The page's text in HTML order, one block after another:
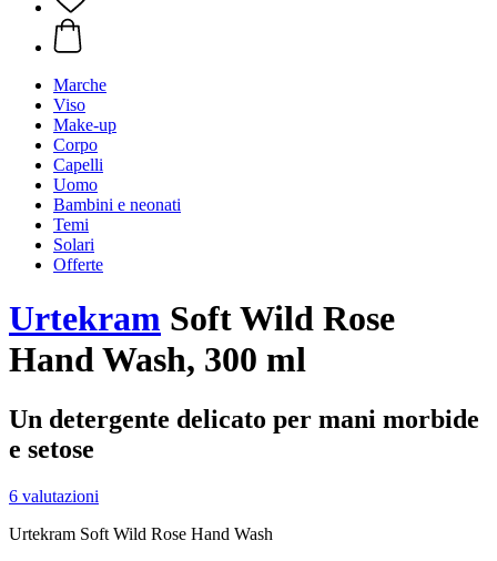
Marche
Viso
Make-up
Corpo
Capelli
Uomo
Bambini e neonati
Temi
Solari
Offerte
Urtekram Soft Wild Rose
Hand Wash, 300 ml
Un detergente delicato per mani morbide
e setose
6 valutazioni
Urtekram Soft Wild Rose Hand Wash